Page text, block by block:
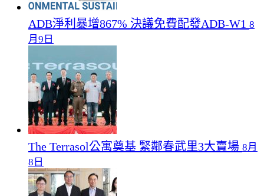
ADB淨利暴增867% 決議免費配發ADB-W1 8
月9日
The Terrasol公寓奠基 緊鄰春武里3大賣場 8月
8日